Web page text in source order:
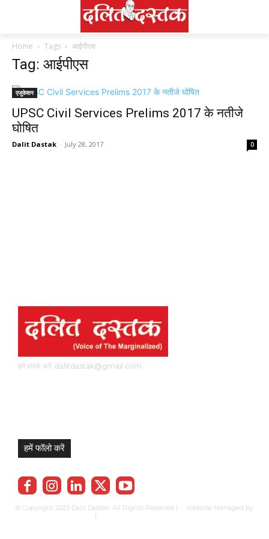
Home Tags आईपीएस
Tag: आईपीएस
एजुकेशन
UPSC Civil Services Prelims 2017 के नतीजे
घोषित
Dalit Dastak - July 28, 2017 0
हमें संपर्क करें: dalitdastak@gmail.com
हमें फॉलो करें
© Copyright 2025 Dalit Dastak. All Rights Reserved | Website Managed by
|